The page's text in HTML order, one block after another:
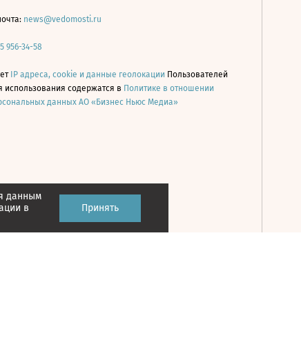
данным
в
Принять
news@vedomosti.ru
956-34-58
IP адреса, cookie и данные геолокации Пользователей
использования содержатся в Политике в отношении
данных АО «Бизнес Ньюс Медиа»